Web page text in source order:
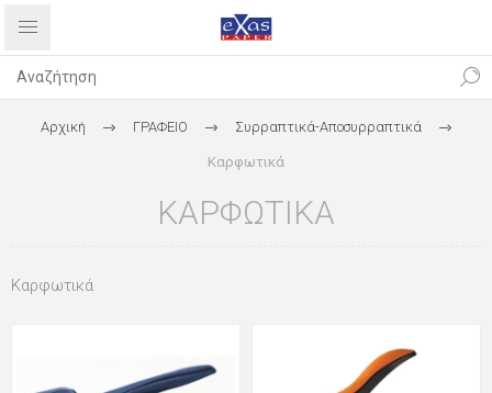
Αρχική ΓΡΑΦΕΙΟ Συρραπτικά-Αποσυρραπτικά
Καρφωτικά
ΚΑΡΦΩΤΙΚΆ
Καρφωτικά